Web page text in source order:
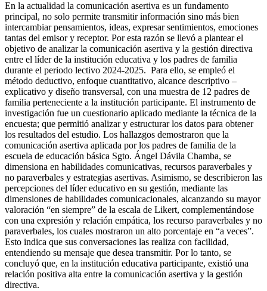
En la actualidad la comunicación asertiva es un fundamento
principal, no solo permite transmitir información sino más bien
intercambiar pensamientos, ideas, expresar sentimientos, emociones
tantas del emisor y receptor. Por esta razón se llevó a plantear el
objetivo de analizar la comunicación asertiva y la gestión directiva
entre el líder de la institución educativa y los padres de familia
durante el periodo lectivo 2024-2025. Para ello, se empleó el
método deductivo, enfoque cuantitativo, alcance descriptivo –
explicativo y diseño transversal, con una muestra de 12 padres de
familia perteneciente a la institución participante. El instrumento de
investigación fue un cuestionario aplicado mediante la técnica de la
encuesta; que permitió analizar y estructurar los datos para obtener
los resultados del estudio. Los hallazgos demostraron que la
comunicación asertiva aplicada por los padres de familia de la
escuela de educación básica Sgto. Ángel Dávila Chamba, se
dimensiona en habilidades comunicativas, recursos paraverbales y
no paraverbales y estrategias asertivas. Asimismo, se describieron las
percepciones del líder educativo en su gestión, mediante las
dimensiones de habilidades comunicacionales, alcanzando su mayor
valoración “en siempre” de la escala de Likert, complementándose
con una expresión y relación empática, los recurso paraverbales y no
paraverbales, los cuales mostraron un alto porcentaje en “a veces”.
Esto indica que sus conversaciones las realiza con facilidad,
entendiendo su mensaje que desea transmitir. Por lo tanto, se
concluyó que, en la institución educativa participante, existió una
relación positiva alta entre la comunicación asertiva y la gestión
directiva.